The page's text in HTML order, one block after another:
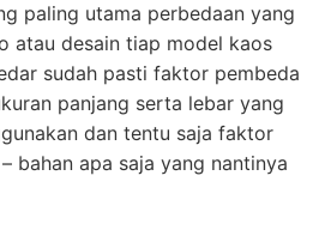
paling utama perbedaan yang
atau desain tiap model kaos
sudah pasti faktor pembeda
panjang serta lebar yang
dan tentu saja faktor
bahan apa saja yang nantinya